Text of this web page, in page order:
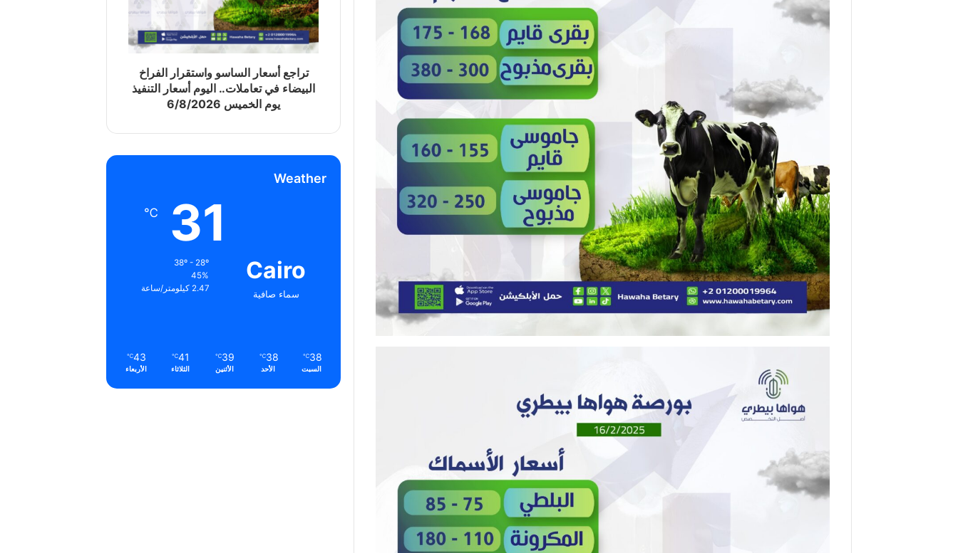
تراجع أسعار الساسو واستقرار الفراخ
البيضاء في تعاملات.. اليوم أسعار التنفيذ
يوم الخميس 6/8/2026
Weather
Cairo
سماء صافية
31
℃
45%
2.47 كيلومتر/ساعة
38
℃
السبت
38
℃
الأحد
39
℃
الأثنين
41
℃
الثلاثاء
43
℃
الأربعاء